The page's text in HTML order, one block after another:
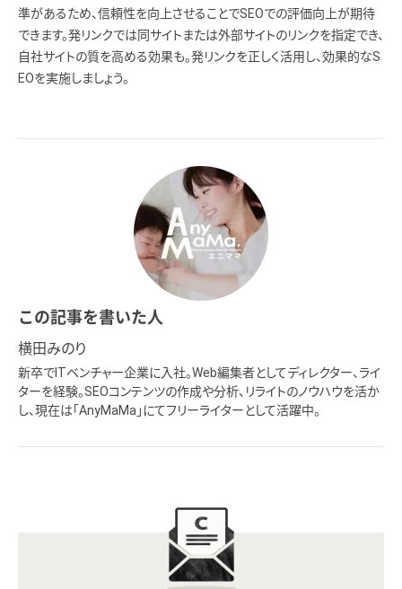
準があるため、信頼性を向上させることでSEOでの評価向上が期待
できます。発リンクでは同サイトまたは外部サイトのリンクを指定でき、
自社サイトの質を高める効果も。発リンクを正しく活用し、効果的なS
EOを実施しましょう。
この記事を書いた人
横田みのり
新卒でITベンチャー企業に入社。Web編集者としてディレクター、ライ
ターを経験。SEOコンテンツの作成や分析、リライトのノウハウを活か
し、現在は「AnyMaMa」にてフリーライターとして活躍中。